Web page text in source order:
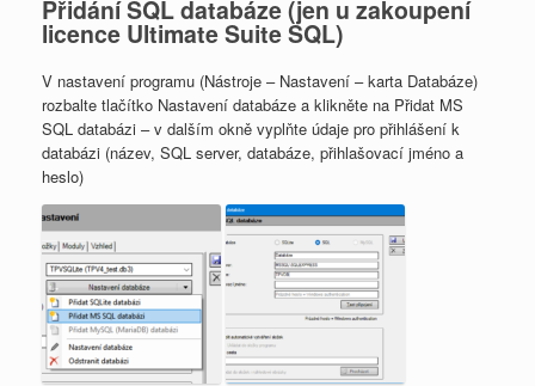
Přidání SQL databáze (jen u zakoupení
licence Ultimate Suite SQL)
V nastavení programu (Nástroje – Nastavení – karta Databáze)
rozbalte tlačítko Nastavení databáze a klikněte na Přidat MS
SQL databázi – v dalším okně vyplňte údaje pro přihlášení k
databázi (název, SQL server, databáze, přihlašovací jméno a
heslo)